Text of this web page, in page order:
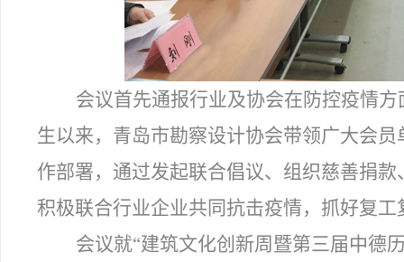
会议首先通报行业及协会在防控疫情
生以来，青岛市勘察设计协会带领广大会
作部署，通过发起联合倡议、组织慈善捐
积极联合行业企业共同抗击疫情，抓好复工
会议就“建筑文化创新周暨第三届中德